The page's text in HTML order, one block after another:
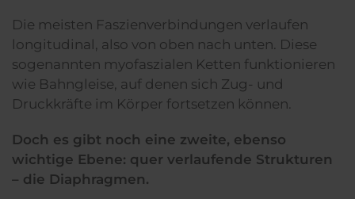
Die meisten Faszienverbindungen verlaufen
longitudinal, also von oben nach unten. Diese
sogenannten myofaszialen Ketten funktionieren
wie Bahngleise, auf denen sich Zug- und
Druckkräfte im Körper fortsetzen können.
Doch es gibt noch eine zweite, ebenso
wichtige Ebene: quer verlaufende Strukturen
– die Diaphragmen.